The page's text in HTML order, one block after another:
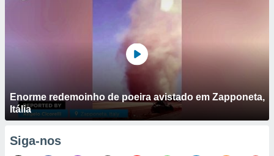
Enorme redemoinho de poeira avistado em Zapponeta,
Itália
Siga-nos